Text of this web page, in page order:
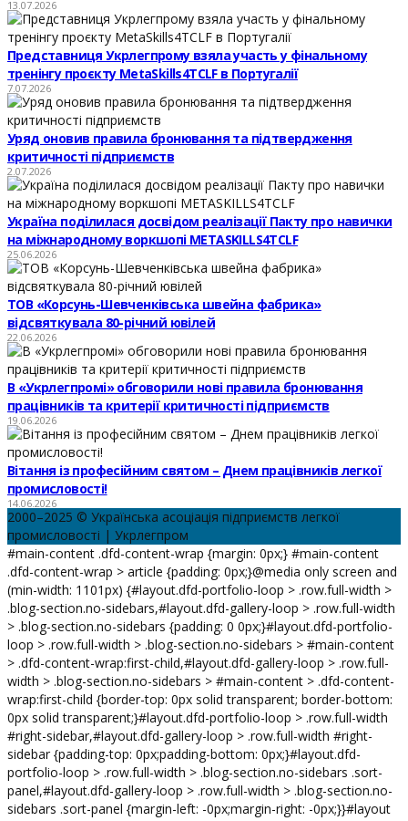
13.07.2026
Представниця Укрлегпрому взяла участь у фінальному
тренінгу проєкту MetaSkills4TCLF в Португалії
7.07.2026
Уряд оновив правила бронювання та підтвердження
критичності підприємств
2.07.2026
Україна поділилася досвідом реалізації Пакту про навички
на міжнародному воркшопі METASKILLS4TCLF
25.06.2026
ТОВ «Корсунь-Шевченківська швейна фабрика»
відсвяткувала 80-річний ювілей
22.06.2026
В «Укрлегпромі» обговорили нові правила бронювання
працівників та критерії критичності підприємств
19.06.2026
Вітання із професійним святом – Днем працівників легкої
промисловості!
14.06.2026
2000–2025 © Українська асоціація підприємств легкої
промисловості | Укрлегпром
#main-content .dfd-content-wrap {margin: 0px;} #main-content
.dfd-content-wrap > article {padding: 0px;}@media only screen and
(min-width: 1101px) {#layout.dfd-portfolio-loop > .row.full-width >
.blog-section.no-sidebars,#layout.dfd-gallery-loop > .row.full-width
> .blog-section.no-sidebars {padding: 0 0px;}#layout.dfd-portfolio-
loop > .row.full-width > .blog-section.no-sidebars > #main-content
> .dfd-content-wrap:first-child,#layout.dfd-gallery-loop > .row.full-
width > .blog-section.no-sidebars > #main-content > .dfd-content-
wrap:first-child {border-top: 0px solid transparent; border-bottom:
0px solid transparent;}#layout.dfd-portfolio-loop > .row.full-width
#right-sidebar,#layout.dfd-gallery-loop > .row.full-width #right-
sidebar {padding-top: 0px;padding-bottom: 0px;}#layout.dfd-
portfolio-loop > .row.full-width > .blog-section.no-sidebars .sort-
panel,#layout.dfd-gallery-loop > .row.full-width > .blog-section.no-
sidebars .sort-panel {margin-left: -0px;margin-right: -0px;}}#layout